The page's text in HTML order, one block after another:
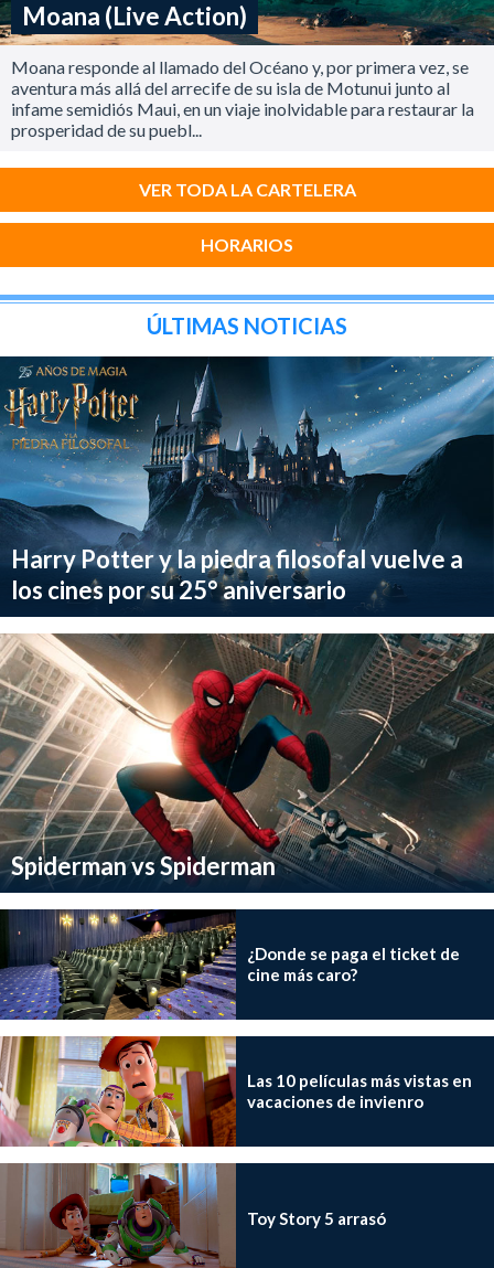
Moana (Live Action)
Moana responde al llamado del Océano y, por primera vez, se
aventura más allá del arrecife de su isla de Motunui junto al
infame semidiós Maui, en un viaje inolvidable para restaurar la
prosperidad de su puebl...
VER TODA LA CARTELERA
HORARIOS
ÚLTIMAS NOTICIAS
Harry Potter y la piedra filosofal vuelve a
los cines por su 25° aniversario
Spiderman vs Spiderman
¿Donde se paga el ticket de
cine más caro?
Las 10 películas más vistas en
vacaciones de invienro
Toy Story 5 arrasó